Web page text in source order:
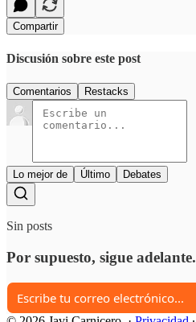
Compartir
Discusión sobre este post
Comentarios Restacks
Lo mejor de Último Debates
Sin posts
Por supuesto, sigue adelante.